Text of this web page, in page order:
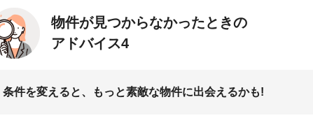
物件が見つからなかったときの
アドバイス4
条件を変えると、もっと素敵な物件に出会えるかも!